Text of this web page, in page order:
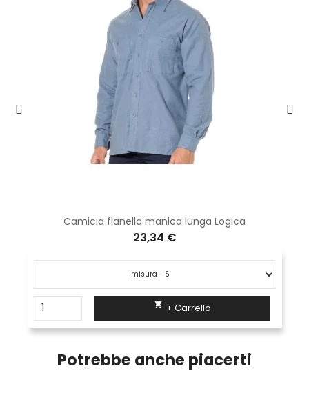
Camicia flanella manica lunga Logica
23,34 €
 + Carrello
Potrebbe anche piacerti